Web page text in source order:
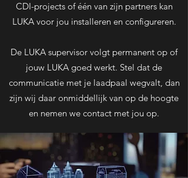
CDI-projects of één van zijn partners kan
LUKA voor jou installeren en configureren.
De LUKA supervisor volgt permanent op of
jouw LUKA goed werkt. Stel dat de
communicatie met je laadpaal wegvalt, dan
zijn wij daar onmiddellijk van op de hoogte
en nemen we contact met jou op.